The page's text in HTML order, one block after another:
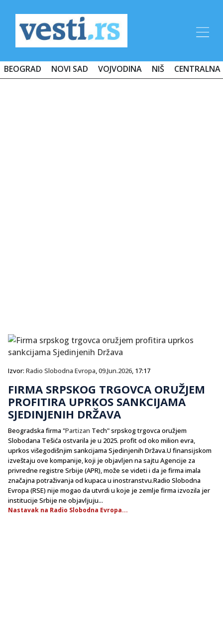
BEOGRAD NOVI SAD VOJVODINA NIŠ CENTRALNA
Izvor: Radio Slobodna Evropa,09.Jun.2026, 17:17
FIRMA SRPSKOG TRGOVCA ORUŽJEM
PROFITIRA UPRKOS SANKCIJAMA
SJEDINJENIH DRŽAVA
Beogradska firma "Partizan Tech" srpskog trgovca oružjem
Slobodana Tešića ostvarila je u 2025. profit od oko milion evra,
uprkos višegodišnjim sankcijama Sjedinjenih Država.U finansijskom
izveštaju ove kompanije, koji je objavljen na sajtu Agencije za
privredne registre Srbije (APR), može se videti i da je firma imala
značajna potraživanja od kupaca u inostranstvu.Radio Slobodna
Evropa (RSE) nije mogao da utvrdi u koje je zemlje firma izvozila jer
institucije Srbije ne objavljuju...
Nastavak na Radio Slobodna Evropa...